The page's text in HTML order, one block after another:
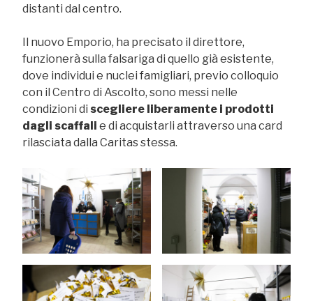
distanti dal centro.
Il nuovo Emporio, ha precisato il direttore,
funzionerà sulla falsariga di quello già esistente,
dove individui e nuclei famigliari, previo colloquio
con il Centro di Ascolto, sono messi nelle
condizioni di scegliere liberamente i prodotti
dagli scaffali e di acquistarli attraverso una card
rilasciata dalla Caritas stessa.